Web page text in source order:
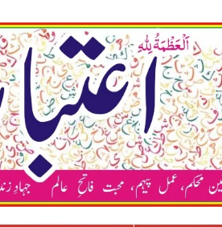
कया